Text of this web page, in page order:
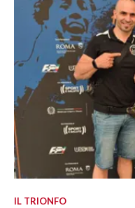
IL TRIONFO